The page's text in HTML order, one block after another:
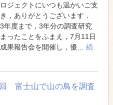
ジェクトにいつも温かいご支
，ありがとうございます．
年度まで，3年分の調査研究
ったことをふまえ，7月11日
成果報告会を開催し，優… 続
回 富士山で山の鳥を調査